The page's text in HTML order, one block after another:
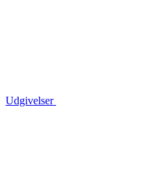
Udgivelser